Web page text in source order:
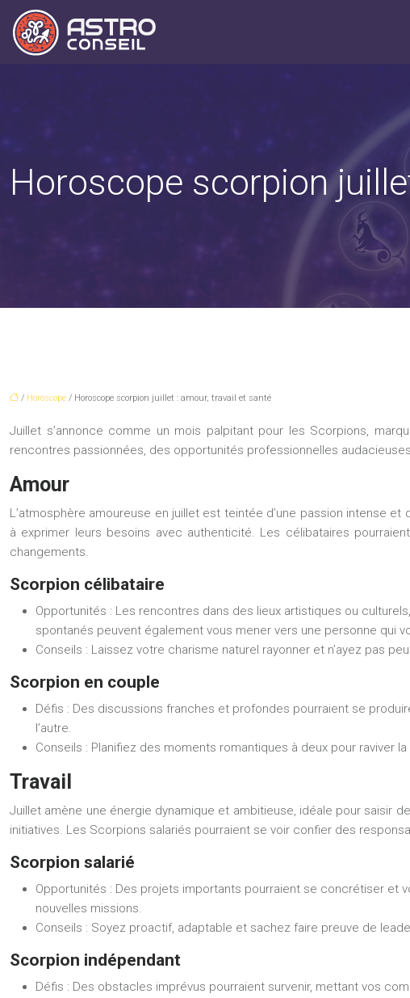
Horoscope scorpion
/ Horoscope / Horoscope scorpion juillet : amour, travail et santé
Juillet s’annonce comme un mois palpitant pour les Scorpions,
rencontres passionnées, des opportunités professionnelles
Amour
L’atmosphère amoureuse en juillet est teintée d’une passion intense
à exprimer leurs besoins avec authenticité. Les célibataires
changements.
Scorpion célibataire
Opportunités : Les rencontres dans des lieux artistiques ou
spontanés peuvent également vous mener vers une personne qui
Conseils : Laissez votre charisme naturel rayonner et n’ayez pas
Scorpion en couple
Défis : Des discussions franches et profondes pourraient se
l’autre.
Conseils : Planifiez des moments romantiques à deux pour raviver
Travail
Juillet amène une énergie dynamique et ambitieuse, idéale pour saisir
initiatives. Les Scorpions salariés pourraient se voir confier des
Scorpion salarié
Opportunités : Des projets importants pourraient se concrétiser et
nouvelles missions.
Conseils : Soyez proactif, adaptable et sachez faire preuve de
Scorpion indépendant
Défis : Des obstacles imprévus pourraient survenir, mettant vos